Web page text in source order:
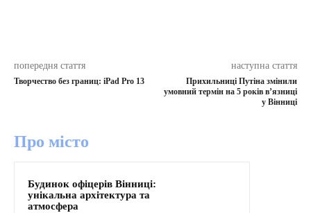
попередня стаття
Творчество без границ: iPad Pro 13
наступна стаття
Прихильниці Путіна змінили
умовний термін на 5 років в’язниці
у Вінниці
Про місто
Будинок офіцерів Вінниці:
унікальна архітектура та
атмосфера